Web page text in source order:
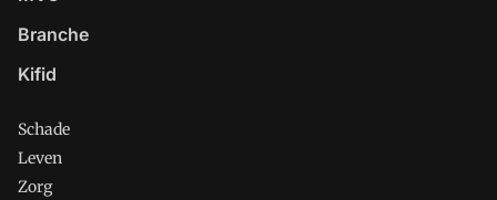
Branche
Kifid
Schade
Leven
Zorg